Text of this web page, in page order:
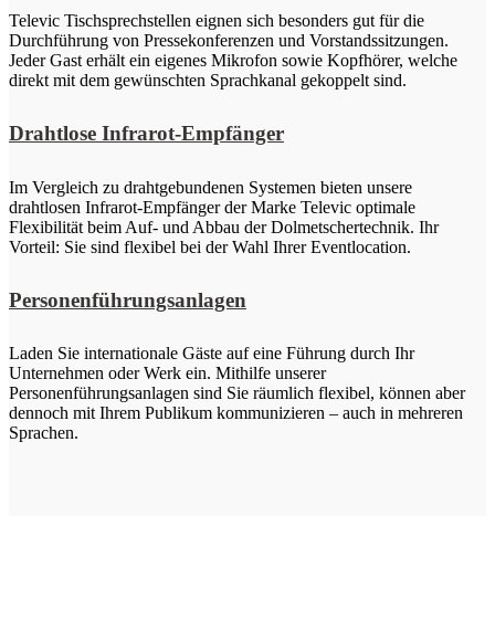
Televic Tischsprechstellen eignen sich besonders gut für die
Durchführung von Pressekonferenzen und Vorstandssitzungen.
Jeder Gast erhält ein eigenes Mikrofon sowie Kopfhörer, welche
direkt mit dem gewünschten Sprachkanal gekoppelt sind.
Drahtlose Infrarot-Empfänger
Im Vergleich zu drahtgebundenen Systemen bieten unsere
drahtlosen Infrarot-Empfänger der Marke Televic optimale
Flexibilität beim Auf- und Abbau der Dolmetschertechnik. Ihr
Vorteil: Sie sind flexibel bei der Wahl Ihrer Eventlocation.
Personenführungsanlagen
Laden Sie internationale Gäste auf eine Führung durch Ihr
Unternehmen oder Werk ein. Mithilfe unserer
Personenführungsanlagen sind Sie räumlich flexibel, können aber
dennoch mit Ihrem Publikum kommunizieren – auch in mehreren
Sprachen.